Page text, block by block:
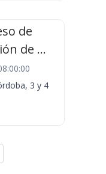
de
de ...
3 y 4